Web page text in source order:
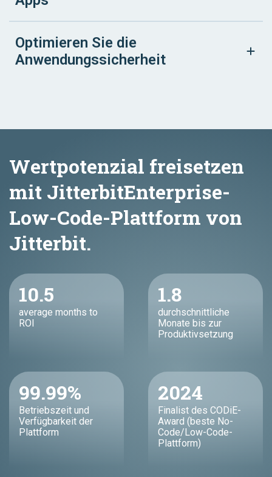
Optimieren Sie die
Anwendungssicherheit
Wertpotenzial freisetzen
mit JitterbitEnterprise-
Low-Code-Plattform von
Jitterbit.
10.5
average months to
ROI
1.8
durchschnittliche
Monate bis zur
Produktivsetzung
99.99%
Betriebszeit und
Verfügbarkeit der
Plattform
2024
Finalist des CODiE-
Award (beste No-
Code/Low-Code-
Plattform)